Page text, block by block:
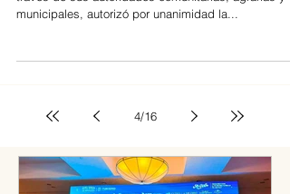
La comunidad zapoteca de San Blas Atempa, a